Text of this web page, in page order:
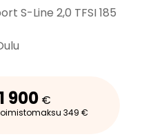
S-Line 2,0 TFSI 185
900 €
349 €